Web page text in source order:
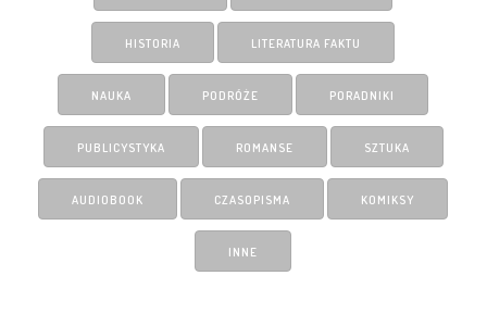
HISTORIA LITERATURA FAKTU
NAUKA PODRÓŻE PORADNIKI
PUBLICYSTYKA ROMANSE SZTUKA
AUDIOBOOK CZASOPISMA KOMIKSY
INNE